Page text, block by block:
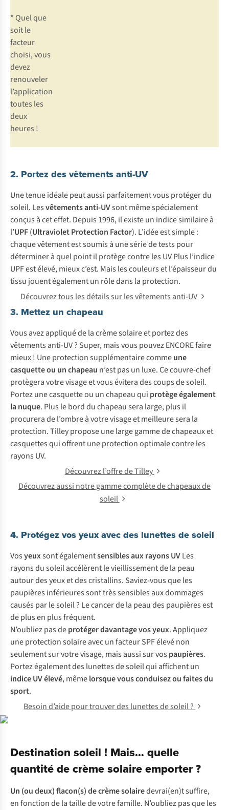
* Quel que
soit le
facteur
choisi, vous
devez
renouveler
l’application
toutes les
deux
heures !
2. Portez des vêtements anti-UV
Une tenue idéale peut aussi parfaitement vous protéger du
soleil. Lesvêtements anti-UVsont même spécialement
conçus à cet effet. Depuis 1996, il existe un indice similaire à
l’UPF(Ultraviolet Protection Factor). L’idée est simple :
chaque vêtement est soumis à une série de tests pour
déterminer à quel point il protège contre les UV Plus l’indice
UPF est élevé, mieux c’est. Mais les couleurs et l’épaisseur du
tissu jouent également un rôle dans la protection.
Découvrez tous les détails sur les vêtements anti-UV
3. Mettez un chapeau
Vous avez appliqué de la crème solaire et portez des
vêtements anti-UV ? Super, mais vous pouvez ENCORE faire
mieux ! Une protection supplémentaire commeune
casquette ou un chapeau n’est pas un luxe. Ce couvre-chef
protègera votre visage et vous évitera des coups de soleil.
Portez une casquette ou un chapeau qui protège également
la nuque. Plus le bord du chapeau sera large, plus il
procurera de l’ombre à votre visage et meilleure sera la
protection. Tilley propose une large gamme de chapeaux et
casquettes qui offrent une protection optimale contre les
rayons UV.
Découvrez l’offre de Tilley
Découvrez aussi notre gamme complète de chapeaux de
soleil
4. Protégez vos yeux avec des lunettes de soleil
Vosyeuxsont égalementsensibles aux rayons UVLes
rayons du soleil accélèrent le vieillissement de la peau
autour des yeux et des cristallins. Saviez-vous que les
paupières inférieures sont très sensibles aux dommages
causés par le soleil ? Le cancer de la peau des paupières est
de plus en plus fréquent.
N’oubliez pas deprotéger davantage vos yeux. Appliquez
une protection solaire avec un facteur SPF élevé non
seulement sur votre visage, mais aussi sur vos paupières.
Portez également des lunettes de soleil qui affichent un
indice UV élevé, mêmelorsque vous conduisez ou faites du
sport.
Besoin d’aide pour trouver des lunettes de soleil ?
Destination soleil ! Mais… quelle
quantité de crème solaire emporter ?
Un (ou deux) flacon(s) de crème solairedevrai(en)t suffire,
en fonction de la taille de votre famille. N’oubliez pas que les